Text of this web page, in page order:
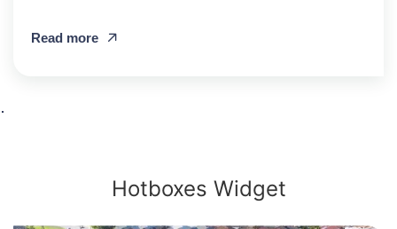
Read more
Hotboxes Widget